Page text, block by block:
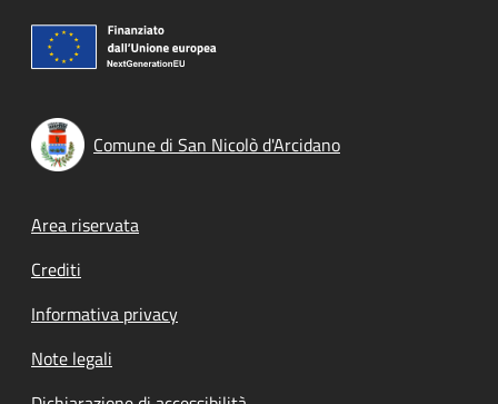
Comune di San Nicolò d'Arcidano
Footer menu
Area riservata
Crediti
Informativa privacy
Note legali